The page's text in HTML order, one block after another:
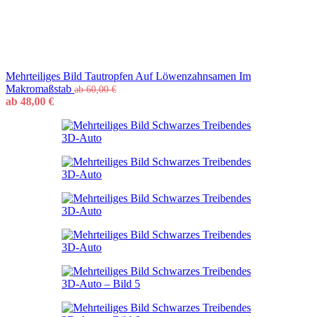
Mehrteiliges Bild Tautropfen Auf Löwenzahnsamen Im
Makromaßstab ab60,00€
ab 48,00 €